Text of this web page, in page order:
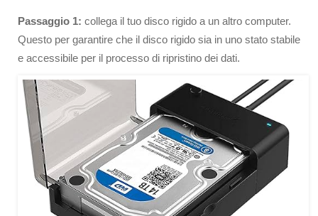
Passaggio 1: collega il tuo disco rigido a un altro computer.
Questo per garantire che il disco rigido sia in uno stato stabile
e accessibile per il processo di ripristino dei dati.